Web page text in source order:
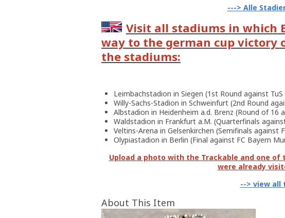
---> Alle
Visit all stadiums in which
way to the german cup victory
the stadiums:
Leimbachstadion in Siegen (1st Round against
Willy-Sachs-Stadion in Schweinfurt (2nd Round
Albstadion in Heidenheim a.d. Brenz (Round of 16
Waldstadion in Frankfurt a.M. (Quarterfinals
Veltins-Arena in Gelsenkirchen (Semifinals against
Olypiastadion in Berlin (Final against FC Bayern
Upload a photo with the Trackable and one
were already
--> view all
About This Item